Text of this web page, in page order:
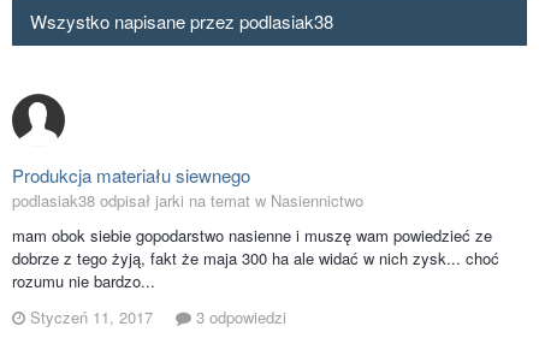
Wszystko napisane przez podlasiak38
Produkcja materiału siewnego
podlasiak38 odpisał jarki na temat w Nasiennictwo
mam obok siebie gopodarstwo nasienne i muszę wam powiedzieć ze
dobrze z tego żyją, fakt że maja 300 ha ale widać w nich zysk... choć
rozumu nie bardzo...
Styczeń 11, 2017
3 odpowiedzi